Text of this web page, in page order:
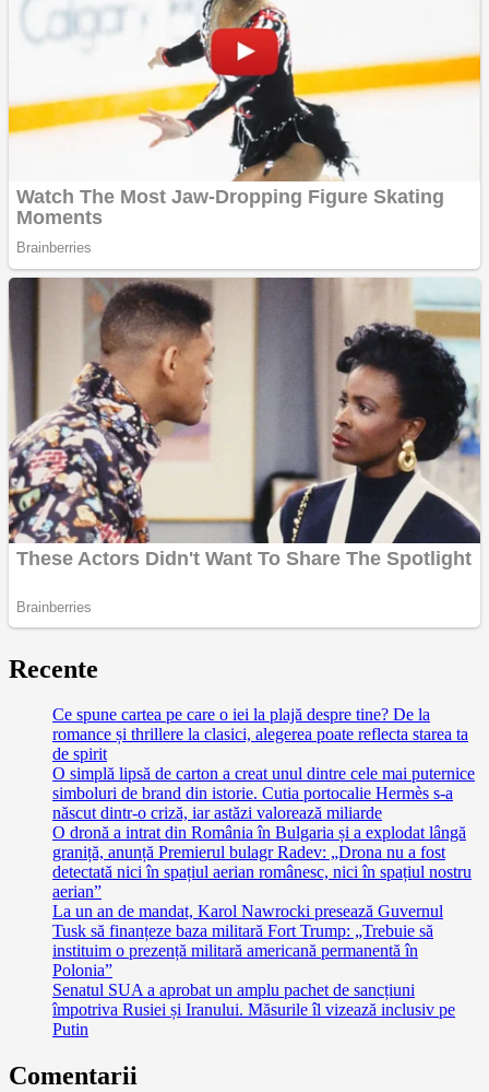
Recente
Ce spune cartea pe care o iei la plajă despre tine? De la
romance și thrillere la clasici, alegerea poate reflecta starea ta
de spirit
O simplă lipsă de carton a creat unul dintre cele mai puternice
simboluri de brand din istorie. Cutia portocalie Hermès s-a
născut dintr-o criză, iar astăzi valorează miliarde
O dronă a intrat din România în Bulgaria și a explodat lângă
graniță, anunță Premierul bulagr Radev: „Drona nu a fost
detectată nici în spațiul aerian românesc, nici în spațiul nostru
aerian”
La un an de mandat, Karol Nawrocki presează Guvernul
Tusk să finanțeze baza militară Fort Trump: „Trebuie să
instituim o prezență militară americană permanentă în
Polonia”
Senatul SUA a aprobat un amplu pachet de sancțiuni
împotriva Rusiei și Iranului. Măsurile îl vizează inclusiv pe
Putin
Comentarii